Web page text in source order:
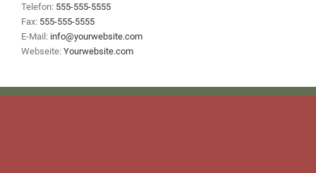
Telefon: 555-555-5555
Fax: 555-555-5555
E-Mail: info@yourwebsite.com
Webseite: Yourwebsite.com